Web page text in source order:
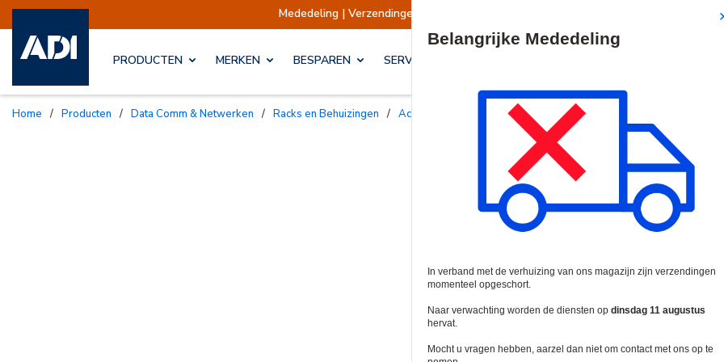
Mededeling | Verzendingen opgeschort Verzendingen worden op
PRODUCTEN MERKEN BESPAREN SERVICES & OPLOSSINGEN
Home / Producten / Data Comm & Netwerken / Racks en Behuizingen / Accessoires voor Rekken